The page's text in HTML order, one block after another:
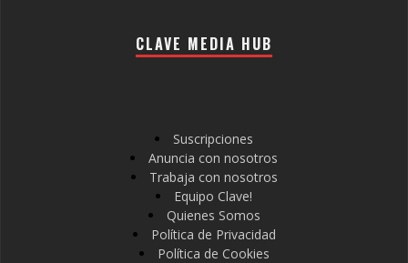
CLAVE MEDIA HUB
Suscripciones
Anuncia con nosotros
Trabaja con nosotros
Equipo Clave!
Quienes Somos
Política de Privacidad
Política de Cookies